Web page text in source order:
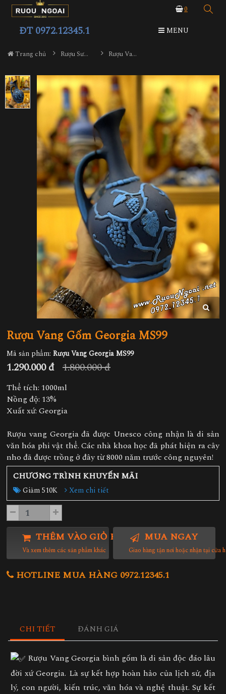
0
ĐT 0972.12345.1 MENU
Trang chủ Rượu Sưu Tầm - Nga Rượu Vang Gốm Georgia MS99
Rượu Vang Gốm Georgia MS99
Mã sản phẩm: Rượu Vang Georgia MS99
1.290.000 đ 1.800.000 đ
Thể tích: 1000ml
Nồng độ: 13%
Xuất xứ: Georgia
Rượu vang Georgia đã được Unesco công nhận là di sản
văn hóa phi vật thể. Các nhà khoa học đã phát hiện ra cây
nho đã được trồng ở đây từ 8000 năm trước công nguyên!
CHƯƠNG TRÌNH KHUYẾN MÃI
Giảm 510K Xem chi tiết
THÊM VÀO GIỎ HÀNG
Và xem thêm các sản phẩm khác
MUA NGAY
Giao hàng tận nơi hoặc nhận tại cửa
HOTLINE MUA HÀNG 0972.12345.1
CHI TIẾT ĐÁNH GIÁ
Rượu Vang Georgia bình gốm là di sản độc đáo lâu
đời xứ Georgia. Là sự kết hợp hoàn hảo của lịch sử, địa
lý, con người, kiến trúc, văn hóa và nghệ thuật. Sự kết